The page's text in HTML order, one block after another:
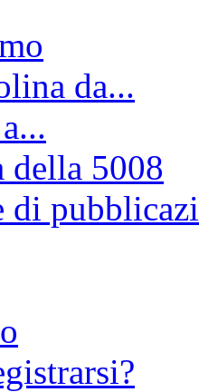
da...
della 5008
di